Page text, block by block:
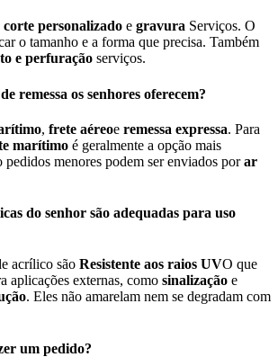
corte personalizado e gravura Serviços. O
o tamanho e a forma que precisa. Também
e perfuração serviços.
remessa os senhores oferecem?
, frete aéreoe remessa expressa. Para
marítimo é geralmente a opção mais
pedidos menores podem ser enviados porar
do senhor são adequadas para uso
acrílico são Resistente aos raios UVO que
aplicações externas, como sinalização e
. Eles não amarelam nem se degradam com
um pedido?